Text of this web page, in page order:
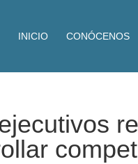
INICIO CONÓCENOS